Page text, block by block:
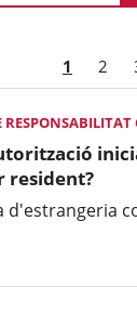
1 2
resident?
d'estrangeria